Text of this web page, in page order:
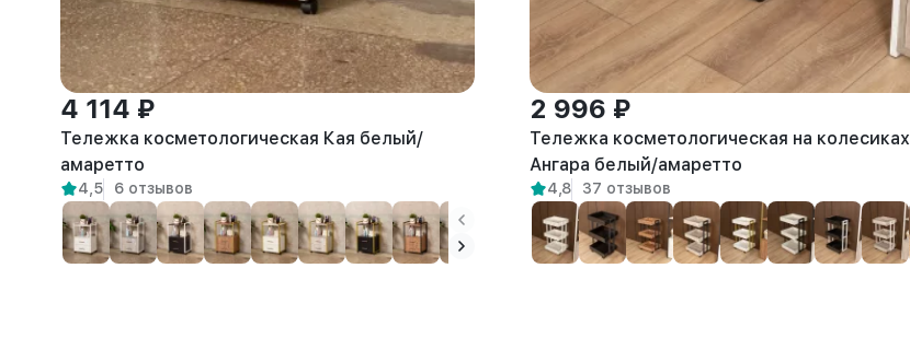
4 114 ₽
Тележка косметологическая Кая белый/
амаретто
4,5 6 отзывов
2 996 ₽
Тележка косметологическая на колесиках
Ангара белый/амаретто
4,8 37 отзывов